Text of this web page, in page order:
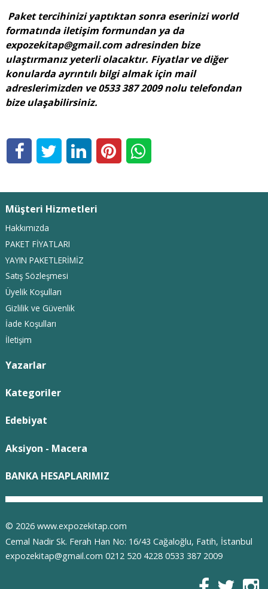
Paket tercihinizi yaptıktan sonra eserinizi world
formatında iletişim formundan ya da
expozekitap@gmail.comadresinden bize
ulaştırmanız yeterli olacaktır. Fiyatlar ve diğer
konularda ayrıntılı bilgi almak için mail
adreslerimizden ve 0533 387 2009 nolu telefondan
bize ulaşabilirsiniz.
Müşteri Hizmetleri
Hakkımızda
PAKET FİYATLARI
YAYIN PAKETLERİMİZ
Satış Sözleşmesi
Üyelik Koşulları
Gizlilik ve Güvenlik
İade Koşulları
İletişim
Yazarlar
Kategoriler
Edebiyat
Aksiyon - Macera
BANKA HESAPLARIMIZ
© 2026 www.expozekitap.com
Cemal Nadir Sk. Ferah Han No: 16/43 Cağaloğlu, Fatih, İstanbul
expozekitap@gmail.com 0212 520 4228 0533 387 2009